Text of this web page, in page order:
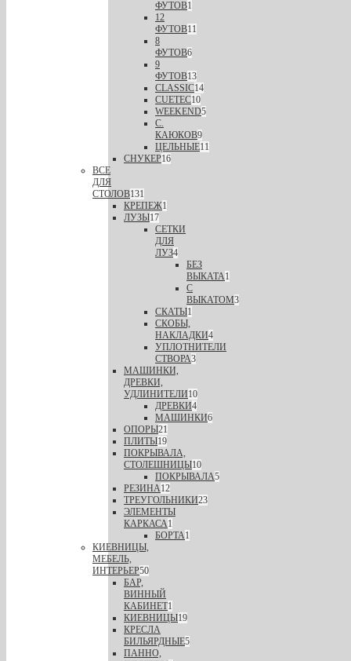
ФУТОВ1
12
ФУТОВ11
8
ФУТОВ6
9
ФУТОВ13
CLASSIC14
CUETEC10
WEEKEND5
С.
КАЮКОВ9
ЦЕЛЬНЫЕ11
СНУКЕР16
ВСЕ
ДЛЯ
СТОЛОВ131
КРЕПЕЖ1
ЛУЗЫ17
СЕТКИ
ДЛЯ
ЛУЗ4
БЕЗ
ВЫКАТА1
С
ВЫКАТОМ3
СКАТЫ1
СКОБЫ,
НАКЛАДКИ4
УПЛОТНИТЕЛИ
СТВОРА3
МАШИНКИ,
ДРЕВКИ,
УДЛИНИТЕЛИ10
ДРЕВКИ4
МАШИНКИ6
ОПОРЫ21
ПЛИТЫ19
ПОКРЫВАЛА,
СТОЛЕШНИЦЫ10
ПОКРЫВАЛА5
РЕЗИНА12
ТРЕУГОЛЬНИКИ23
ЭЛЕМЕНТЫ
КАРКАСА1
БОРТА1
КИЕВНИЦЫ,
МЕБЕЛЬ,
ИНТЕРЬЕР50
БАР,
ВИННЫЙ
КАБИНЕТ1
КИЕВНИЦЫ19
КРЕСЛА
БИЛЬЯРДНЫЕ5
ПАННО,